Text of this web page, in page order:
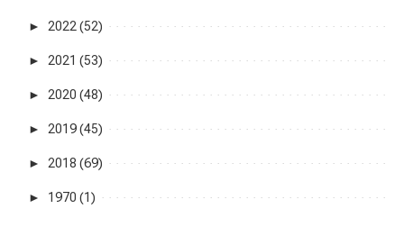
► 2022 (52)
► 2021 (53)
► 2020 (48)
► 2019 (45)
► 2018 (69)
► 1970 (1)